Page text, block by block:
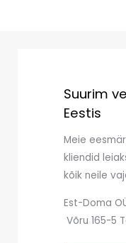
Suurim
Eestis
Meie
kliendid
kõik neile
Est-Doma
Võru 165-5